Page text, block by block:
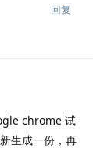
回复
chrome 试
生成一份，再